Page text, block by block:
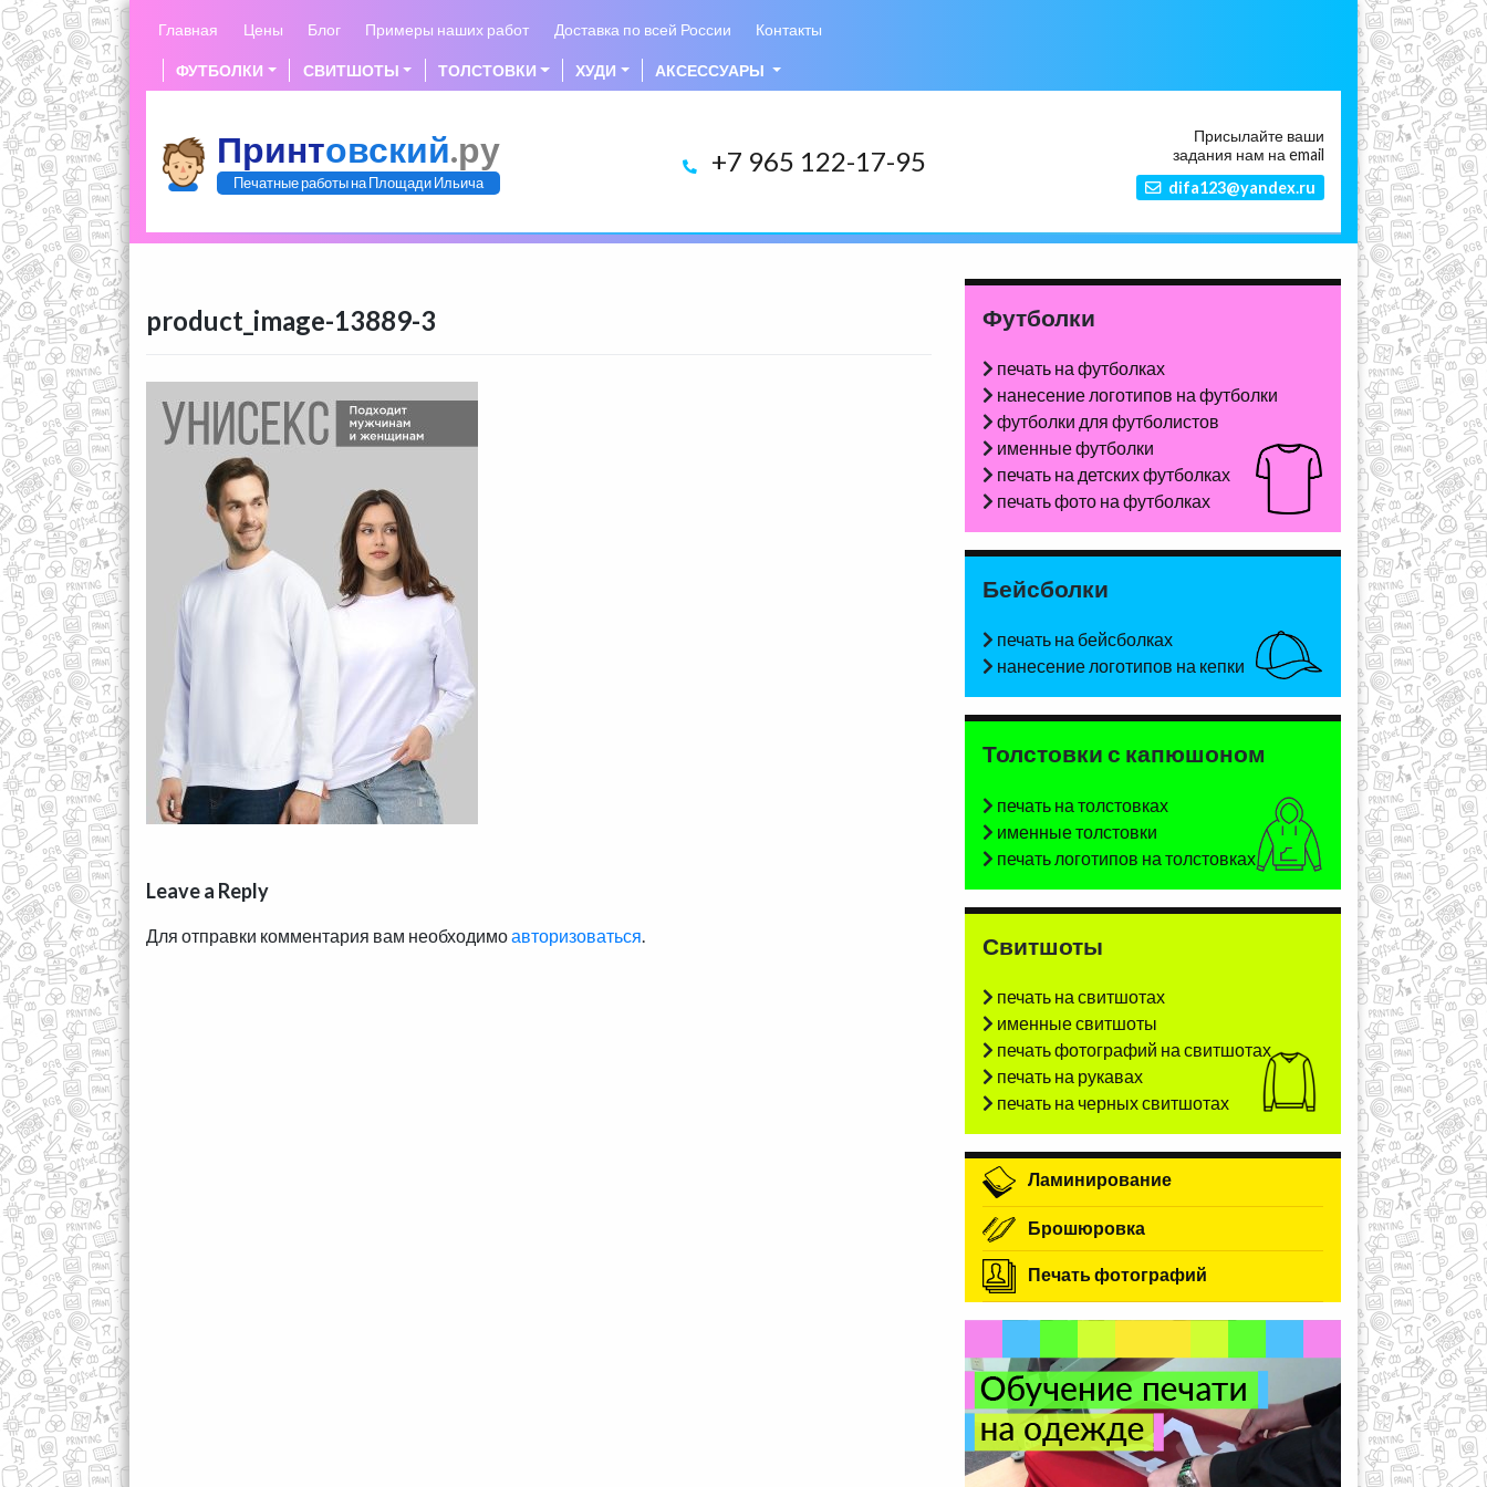
content
Главная Цены Блог Примеры наших работ Доставка по всей России Контакты
ФУТБОЛКИ СВИТШОТЫ ТОЛСТОВКИ ХУДИ АКСЕССУАРЫ
Принтовский.ру
Печатные работы на Площади Ильича
+7 965 122-17-95
Присылайте ваши
задания нам на email
difa123@yandex.ru
product_image-13889-3
Leave a Reply
Для отправки комментария вам необходимоавторизоваться
Футболки
печать на футболках
нанесение логотипов на футболки
футболки для футболистов
именные футболки
печать на детских футболках
печать фото на футболках
Бейсболки
печать на бейсболках
нанесение логотипов на кепки
Толстовки с капюшоном
печать на толстовках
именные толстовки
печать логотипов на толстовках
Свитшоты
печать на свитшотах
именные свитшоты
печать фотографий на свитшотах
печать на рукавах
печать на черных свитшотах
Ламинирование
Брошюровка
Печать фотографий